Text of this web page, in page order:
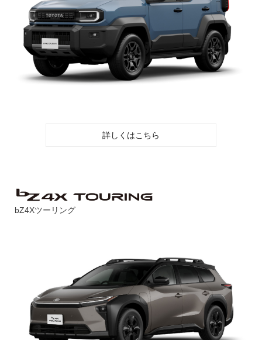
詳しくはこちら
bZ4Xツーリング